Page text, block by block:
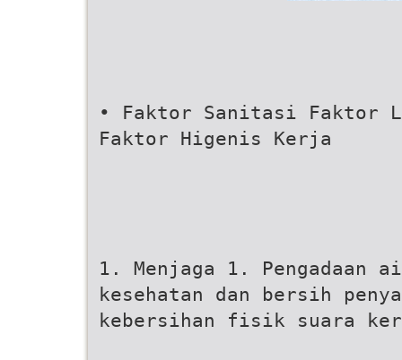
• Faktor Sanitasi Faktor
Faktor Higenis Kerja
1. Menjaga 1. Pengadaan
kesehatan dan bersih
kebersihan fisik suara